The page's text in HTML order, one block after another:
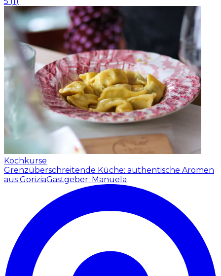
Kochkurse
Grenzüberschreitende Küche: authentische Aromen
aus GoriziaGastgeber: Manuela